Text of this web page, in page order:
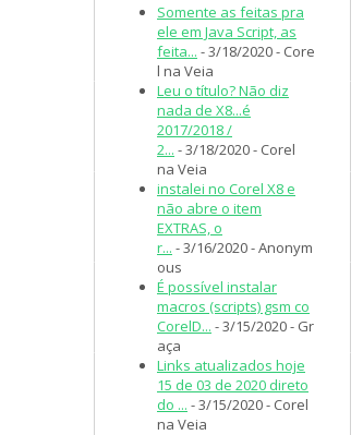
Somente as feitas pra
ele em Java Script, as
feita... - 3/18/2020- Core
l na Veia
Leu o título? Não diz
nada de X8...é
2017/2018 /
2... - 3/18/2020- Corel
na Veia
instalei no Corel X8 e
não abre o item
EXTRAS, o
r... - 3/16/2020- Anonym
ous
É possível instalar
macros (scripts) gsm co
CorelD... - 3/15/2020- Gr
aça
Links atualizados hoje
15 de 03 de 2020 direto
do ... - 3/15/2020- Corel
na Veia